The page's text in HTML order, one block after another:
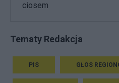
ciosem
Tematy Redakcja
PIS GŁOS